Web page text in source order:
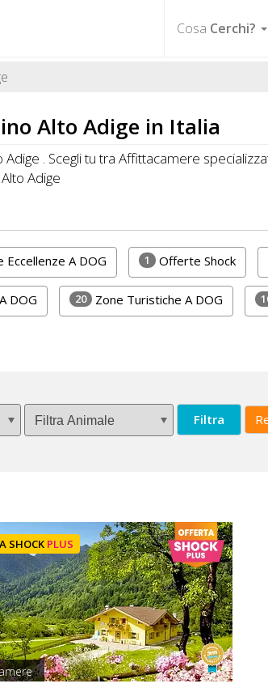
Cosa Cerchi?
Alto Adige in Italia
. Scegli tu tra Affittacamere
Adige
A DOG 1 Offerte Shock
DOG 20 Zone Turistiche A DOG
Filtra
SHOCK PLUS